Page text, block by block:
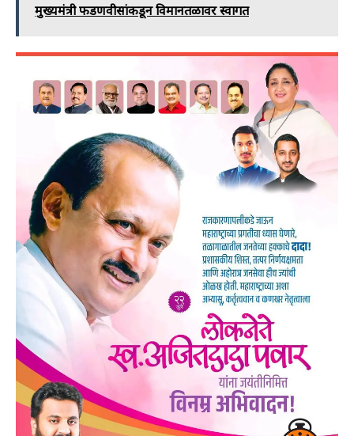
मुख्यमंत्री फडणवीसांकडून विमानतळावर स्वागत